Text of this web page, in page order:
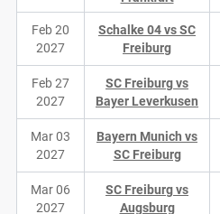
Feb 20
2027
Schalke 04 vs SC
Freiburg
Feb 27
2027
SC Freiburg vs
Bayer Leverkusen
Mar 03
2027
Bayern Munich vs
SC Freiburg
Mar 06
2027
SC Freiburg vs
Augsburg